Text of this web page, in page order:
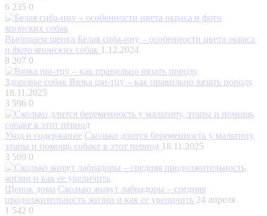
6 235 0
Выбираем щенка Белая сиба-ину – особенности цвета окраса
и фото японских собак 1.12.2024
8 207 0
Здоровье собак Вязка ши-тцу – как правильно вязать породу
18.11.2025
3 596 0
Уход и содержание Сколько длится беременность у мальтипу,
этапы и помощь собаке в этот период 18.11.2025
3 509 0
Щенок дома Сколько живут лабрадоры – средняя
продолжительность жизни и как ее увеличить 24 апреля
1 542 0